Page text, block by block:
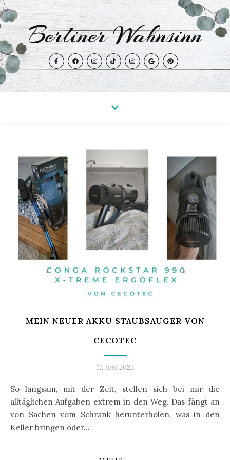
Berliner Wahnsinn
MEIN NEUER AKKU STAUBSAUGER VON
CECOTEC
17. Juni 2023
So langsam, mit der Zeit, stellen sich bei mir die
alltäglichen Aufgaben extrem in den Weg. Das fängt an
von Sachen vom Schrank herunterholen, was in den
Keller bringen oder…